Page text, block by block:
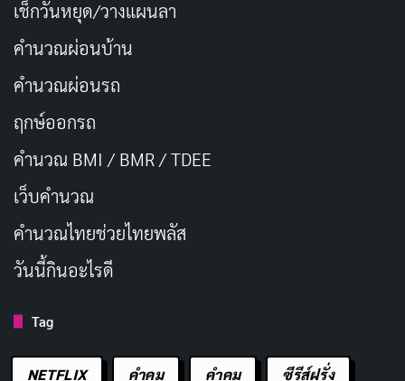
ลับของผู้ให้ความช่วยเหลือซึ่งกัน รวมถึงพ่อค้าปืนและ
อุปกรณ์ (William H. Macy), พอดคาสเตอร์ฝั่งสนับสนุน
Runners (Daniel Ezra), และนักประดิษฐ์ (Michael Cera) ที่
สังหาร
เช็กวันหยุด/วางแผนลา
คำนวณผ่อนบ้าน
คำนวณผ่อนรถ
ฤกษ์ออกรถ
คำนวณ BMI / BMR / TDEE
เว็บคํานวณ
คํานวณไทยช่วยไทยพลัส
วันนี้กินอะไรดี
Tag
NETFLIX คำคม คําคม ซีรีส์ฝรั่ง